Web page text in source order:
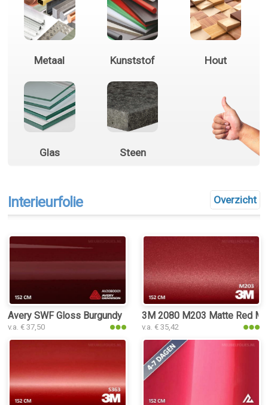
Metaal Kunststof Hout
Glas Steen
Overzicht
Interieurfolie
Avery SWF Gloss Burgundy interieurfolie
v.a. € 37,50
3M 2080 M203 Matte Red
v.a. € 35,42